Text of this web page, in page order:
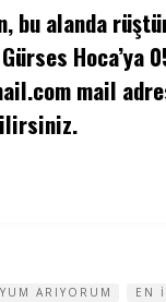
bu alanda
Hoca’ya
mail
ARIYORUM
EN